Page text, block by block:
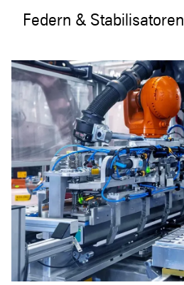
Federn & Stabilisatoren